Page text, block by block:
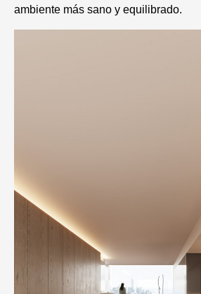
ambiente más sano y equilibrado.